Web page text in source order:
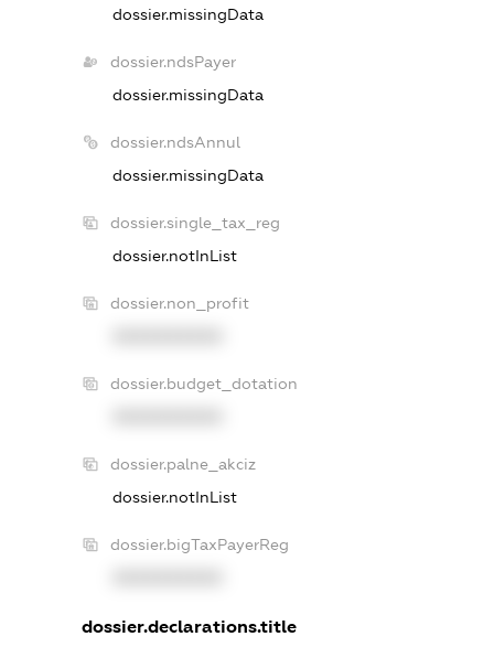
dossier.missingData
dossier.ndsPayer
dossier.missingData
dossier.ndsAnnul
dossier.missingData
dossier.single_tax_reg
dossier.notInList
dossier.non_profit
dossier.budget_dotation
dossier.palne_akciz
dossier.notInList
dossier.bigTaxPayerReg
dossier.declarations.title